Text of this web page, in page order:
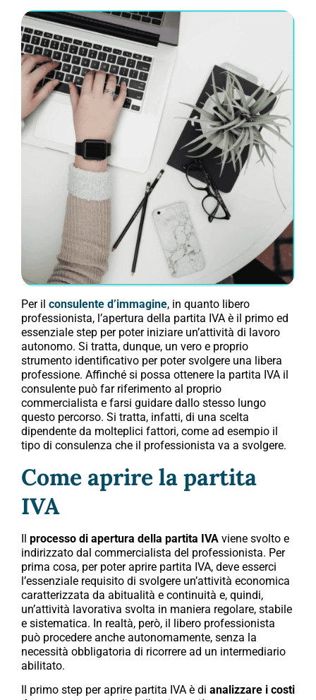
Per il consulente d’immagine, in quanto libero
professionista, l’apertura della partita IVA è il primo ed
essenziale step per poter iniziare un’attività di lavoro
autonomo. Si tratta, dunque, un vero e proprio
strumento identificativo per poter svolgere una libera
professione. Affinché si possa ottenere la partita IVA il
consulente può far riferimento al proprio
commercialista e farsi guidare dallo stesso lungo
questo percorso. Si tratta, infatti, di una scelta
dipendente da molteplici fattori, come ad esempio il
tipo di consulenza che il professionista va a svolgere.
Come aprire la partita
IVA
Il processo di apertura della partita IVA viene svolto e
indirizzato dal commercialista del professionista. Per
prima cosa, per poter aprire partita IVA, deve esserci
l’essenziale requisito di svolgere un’attività economica
caratterizzata da abitualità e continuità e, quindi,
un’attività lavorativa svolta in maniera regolare, stabile
e sistematica. In realtà, però, il libero professionista
può procedere anche autonomamente, senza la
necessità obbligatoria di ricorrere ad un intermediario
abilitato.
Il primo step per aprire partita IVA è di analizzare i costi